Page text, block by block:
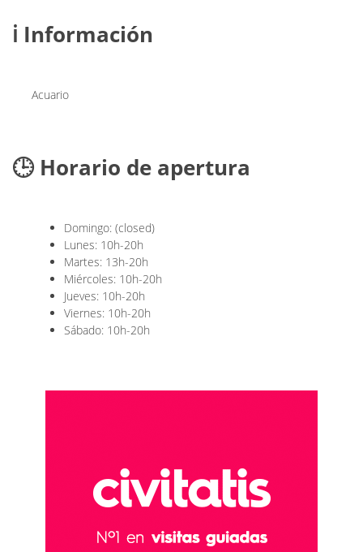
ℹ️ Información
Acuario
🕒 Horario de apertura
Domingo: (closed)
Lunes: 10h-20h
Martes: 13h-20h
Miércoles: 10h-20h
Jueves: 10h-20h
Viernes: 10h-20h
Sábado: 10h-20h